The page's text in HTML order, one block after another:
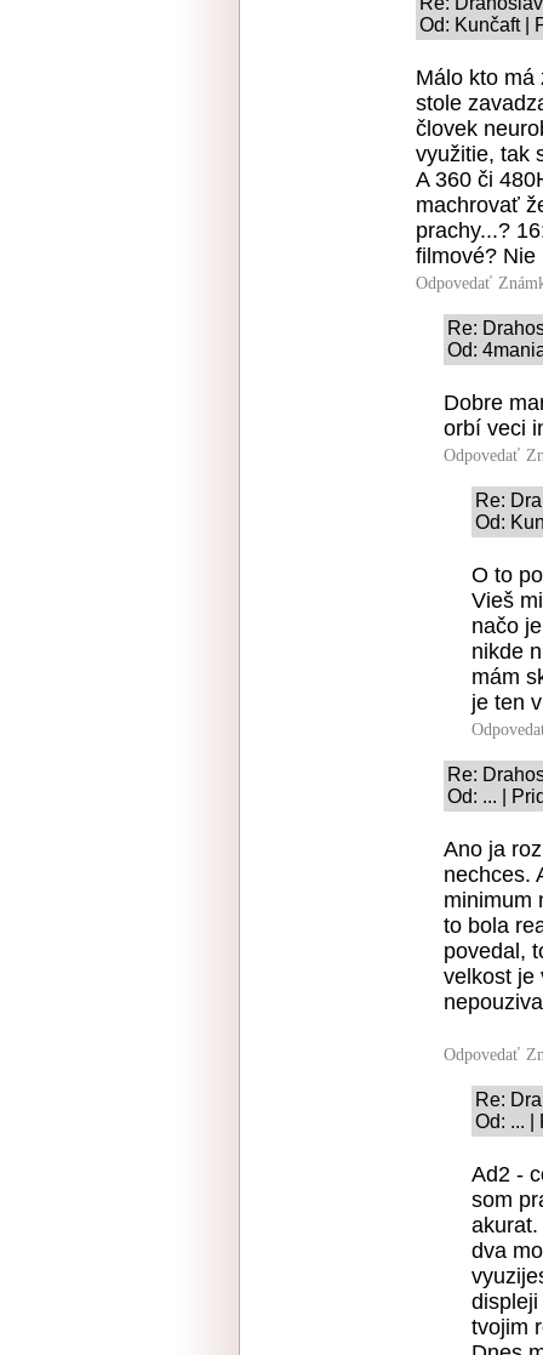
Od: Kunčaft |
Málo kto má
stole
človek
využitie, tak
A 360 či
machrovať
prachy...?
filmové? Nie
Odpovedať
Re:
Od:
Dobre
orbí veci
Odpovedať
Re:
Od:
O to
Vieš
načo
nikde
mám
je ten
Re:
Od: ... |
Ano ja
nechces.
minimum
to bola
povedal,
velkost je
Odpovedať
Re:
Od: ... |
Ad2 -
som
dva
tvojim